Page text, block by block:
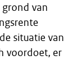
van
situatie van
voordoet, er